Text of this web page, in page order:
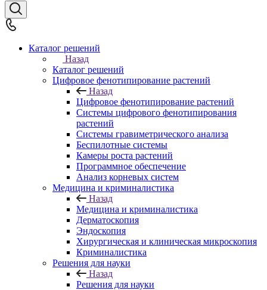
Каталог решений
Назад
Каталог решений
Цифровое фенотипирование растений
Назад
Цифровое фенотипирование растений
Системы цифрового фенотипирования
растений
Системы гравиметрического анализа
Беспилотные системы
Камеры роста растений
Программное обеспечение
Анализ корневых систем
Медицина и криминалистика
Назад
Медицина и криминалистика
Дерматоскопия
Эндоскопия
Хирургическая и клиническая микроскопия
Криминалистика
Решения для науки
Назад
Решения для науки